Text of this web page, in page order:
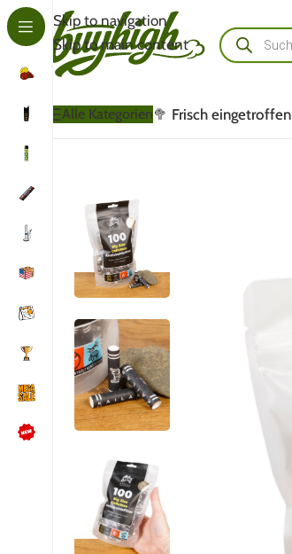
Skip to navigation
Skip to main content
Kundenbewertungen lesen
Schreib uns auf WhatsApp
Alle Kategorien🥦 Frisch eingetroffen